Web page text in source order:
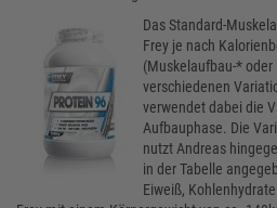
Das Standard-
Frey je nach
(Muskelaufbau-*
verschiedenen
verwendet dabei die
Aufbauphase. Die
nutzt Andreas
in der Tabelle
Eiweiß,